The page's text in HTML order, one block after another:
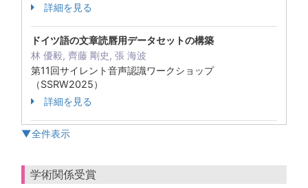
詳細を見る
ドイツ語の文章読唇用データセットの構築
林 優毅, 齊藤 剛史, 張 海波
第11回サイレント音声認識ワークショップ
（SSRW2025）
詳細を見る
▼全件表示
学術関係受賞